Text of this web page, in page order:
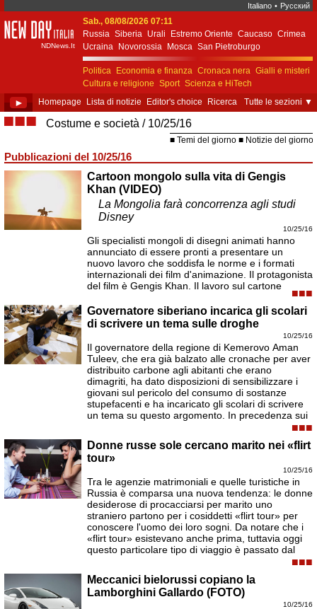
Italiano • Русский
New Day Italia
NDNews.It
Sab., 08/08/2026 07:11
Russia Siberia Urali Estremo Oriente Caucaso Crimea
Ucraina
Novorossia Mosca San Pietroburgo
Ekaterinburgo Kiev Simferopol
Sebastopoli
Politica
Economia e finanza Cronaca nera Gialli e misteri
Cultura e religione Sport Scienza e HiTech
Costume e società
Unione Europea
► Homepage Lista di notizie Editor's choice Ricerca Tutte le sezioni ▼
■■■ Costume e società 10/25/16
Temi del giorno Notizie del giorno
Pubblicazioni del 10/25/16
Cartoon mongolo sulla vita di Gengis
Khan (VIDEO)
La Mongolia farà concorrenza agli studi
Disney
10/25/16
Gli specialisti mongoli di disegni animati hanno
annunciato di essere pronti a presentare un
nuovo lavoro che soddisfa le norme e i formati
internazionali dei film d'animazione. Il protagonista
del film è Gengis Khan. Il lavoro sul cartone
■■■
Governatore siberiano incarica gli scolari
di scrivere un tema sulle droghe
10/25/16
Il governatore della regione di Kemerovo Aman
Tuleev, che era già balzato alle cronache per aver
distribuito carbone agli abitanti che erano
dimagriti, ha dato disposizioni di sensibilizzare i
giovani sul pericolo del consumo di sostanze
stupefacenti e ha incaricato gli scolari di scrivere
un tema su questo argomento. In precedenza sui
■■■
Donne russe sole cercano marito nei «flirt
tour»
10/25/16
Tra le agenzie matrimoniali e quelle turistiche in
Russia è comparsa una nuova tendenza: le donne
desiderose di procacciarsi per marito uno
straniero partono per i cosiddetti «flirt tour» per
conoscere l'uomo dei loro sogni. Da notare che i
«flirt tour» esistevano anche prima, tuttavia oggi
questo particolare tipo di viaggio è passato dal
■■■
Meccanici bielorussi copiano la
Lamborghini Gallardo (FOTO)
10/25/16